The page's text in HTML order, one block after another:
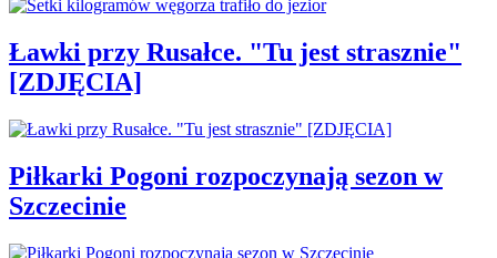
Ławki przy Rusałce. "Tu jest strasznie"
[ZDJĘCIA]
Piłkarki Pogoni rozpoczynają sezon w
Szczecinie